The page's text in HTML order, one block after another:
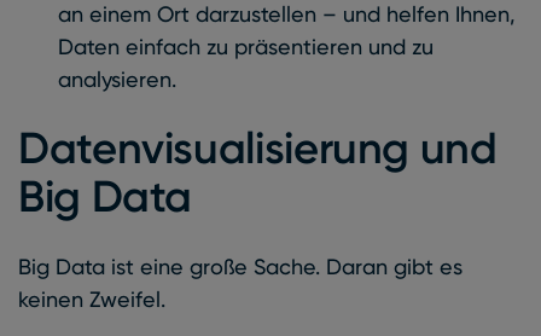
an einem Ort darzustellen – und helfen Ihnen,
Daten einfach zu präsentieren und zu
analysieren.
Datenvisualisierung und
Big Data
Big Data ist eine große Sache. Daran gibt es
keinen Zweifel.